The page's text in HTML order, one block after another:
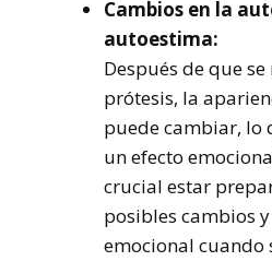
Cambios en la
autoestima:
Después de que
prótesis, la
puede cambiar, lo
un efecto
crucial estar
posibles cambios
emocional cuando